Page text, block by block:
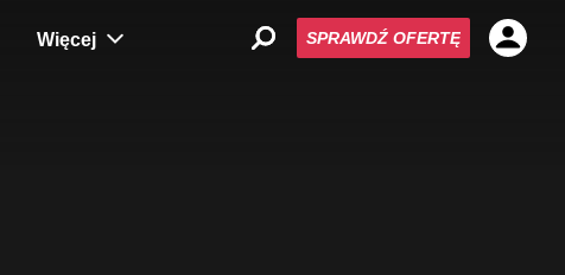
Więcej SPRAWDŹ OFERTĘ